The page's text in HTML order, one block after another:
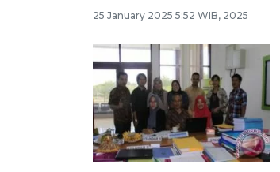
25 January 2025 5:52 WIB, 2025